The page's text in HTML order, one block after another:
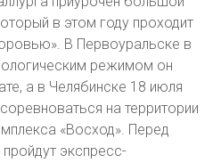
в этом году проходит
В Первоуральске в
режимом он
а в Челябинске 18 июля
на территории
«Восход». Перед
экспресс-